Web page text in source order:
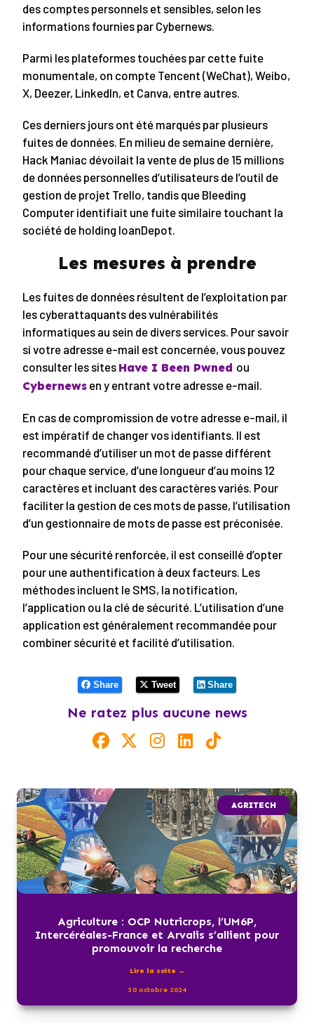
des comptes personnels et sensibles, selon les
informations fournies par Cybernews.
Parmi les plateformes touchées par cette fuite
monumentale, on compte Tencent (WeChat), Weibo,
X, Deezer, LinkedIn, et Canva, entre autres.
Ces derniers jours ont été marqués par plusieurs
fuites de données. En milieu de semaine dernière,
Hack Maniac dévoilait la vente de plus de 15 millions
de données personnelles d’utilisateurs de l’outil de
gestion de projet Trello, tandis que Bleeding
Computer identifiait une fuite similaire touchant la
société de holding loanDepot.
Les mesures à prendre
Les fuites de données résultent de l’exploitation par
les cyberattaquants des vulnérabilités
informatiques au sein de divers services. Pour savoir
si votre adresse e-mail est concernée, vous pouvez
consulter les sites Have I Been Pwned ou
Cybernews en y entrant votre adresse e-mail.
En cas de compromission de votre adresse e-mail, il
est impératif de changer vos identifiants. Il est
recommandé d’utiliser un mot de passe différent
pour chaque service, d’une longueur d’au moins 12
caractères et incluant des caractères variés. Pour
faciliter la gestion de ces mots de passe, l’utilisation
d’un gestionnaire de mots de passe est préconisée.
Pour une sécurité renforcée, il est conseillé d’opter
pour une authentification à deux facteurs. Les
méthodes incluent le SMS, la notification,
l’application ou la clé de sécurité. L’utilisation d’une
application est généralement recommandée pour
combiner sécurité et facilité d’utilisation.
Share Tweet Share
Ne ratez plus aucune news
AGRITECH
Agriculture : OCP Nutricrops, l’UM6P,
Intercéréales-France et Arvalis s’allient pour
promouvoir la recherche
Lire la suite →
30 octobre 2024